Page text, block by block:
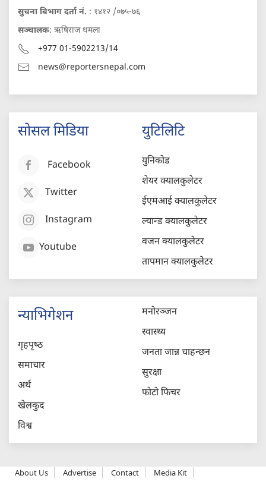
सुचना बिभाग दर्ता नं. : १४१२ /०७५-७६
सञ्चालक: ऋषिराज धमला
+977 01-5902213/14
news@reportersnepal.com
सोसल मिडिया
Facebook
Twitter
Instagram
Youtube
युटिलिटि
युनिकोड
शेयर क्यालकुलेटर
ईएमआई क्यालकुलेटर
ल्यान्ड क्यालकुलेटर
वजन क्यालकुलेटर
तापमान क्यालकुलेटर
न्याभिगेशन
गृहपृष्‍ठ
समाचार
अर्थ
खेलकुद
विश्व
मनोरञ्जन
स्वास्थ्य
जनता जान्न चाहन्छन
सुरक्षा
फोटो फिचर
About Us Advertise Contact Media Kit